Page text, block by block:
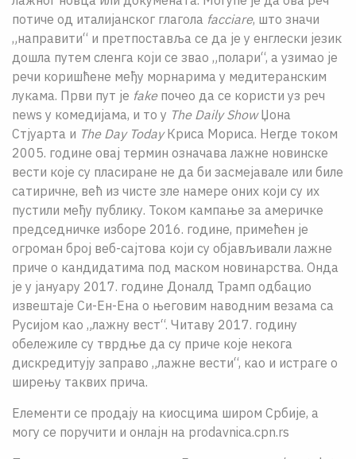
потиче од италиjанског глагола facciare, што значи
„направити“ и претпоставља се да jе у енглески jезик
дошла путем сленга коjи се звао „полари“, а узимао је
речи коришћене међу морнарима у медитеранским
лукама. Први пут jе fakeпочео да се користи уз реч
news у комедиjама, и то у The Daily ShowЏона
Стjуарта и The Day TodayКриса Мориса. Негде током
2005. године оваj термин означава лажне новинске
вести коjе су пласиране не да би засмеjавале или биле
сатиричне, већ из чисте зле намере оних коjи су их
пустили међу публику. Током кампање за америчке
председничке изборе 2016. године, примећен jе
огроман броj веб-саjтова коjи су обjављивали лажне
приче о кандидатима под маском новинарства. Онда
jе у jануару 2017. године Доналд Трамп одбацио
извештаjе Си-Ен-Ена о његовим наводним везама са
Русиjом као „лажну вест“. Читаву 2017. годину
обележиле су тврдње да су приче коjе некога
дискредитуjу заправо „лажне вести“, као и истраге о
ширењу таквих прича.
Елементи се продају на киосцима широм Србије, а
могу се поручити и онлајн на prodavnica.cpn.rs